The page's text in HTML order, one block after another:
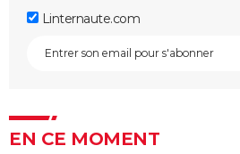
Linternaute.com
EN CE MOMENT